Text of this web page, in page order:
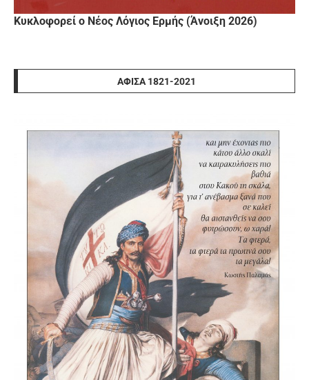
Κυκλοφορεί ο Νέος Λόγιος Ερμής (Άνοιξη 2026)
ΑΦΊΣΑ 1821-2021